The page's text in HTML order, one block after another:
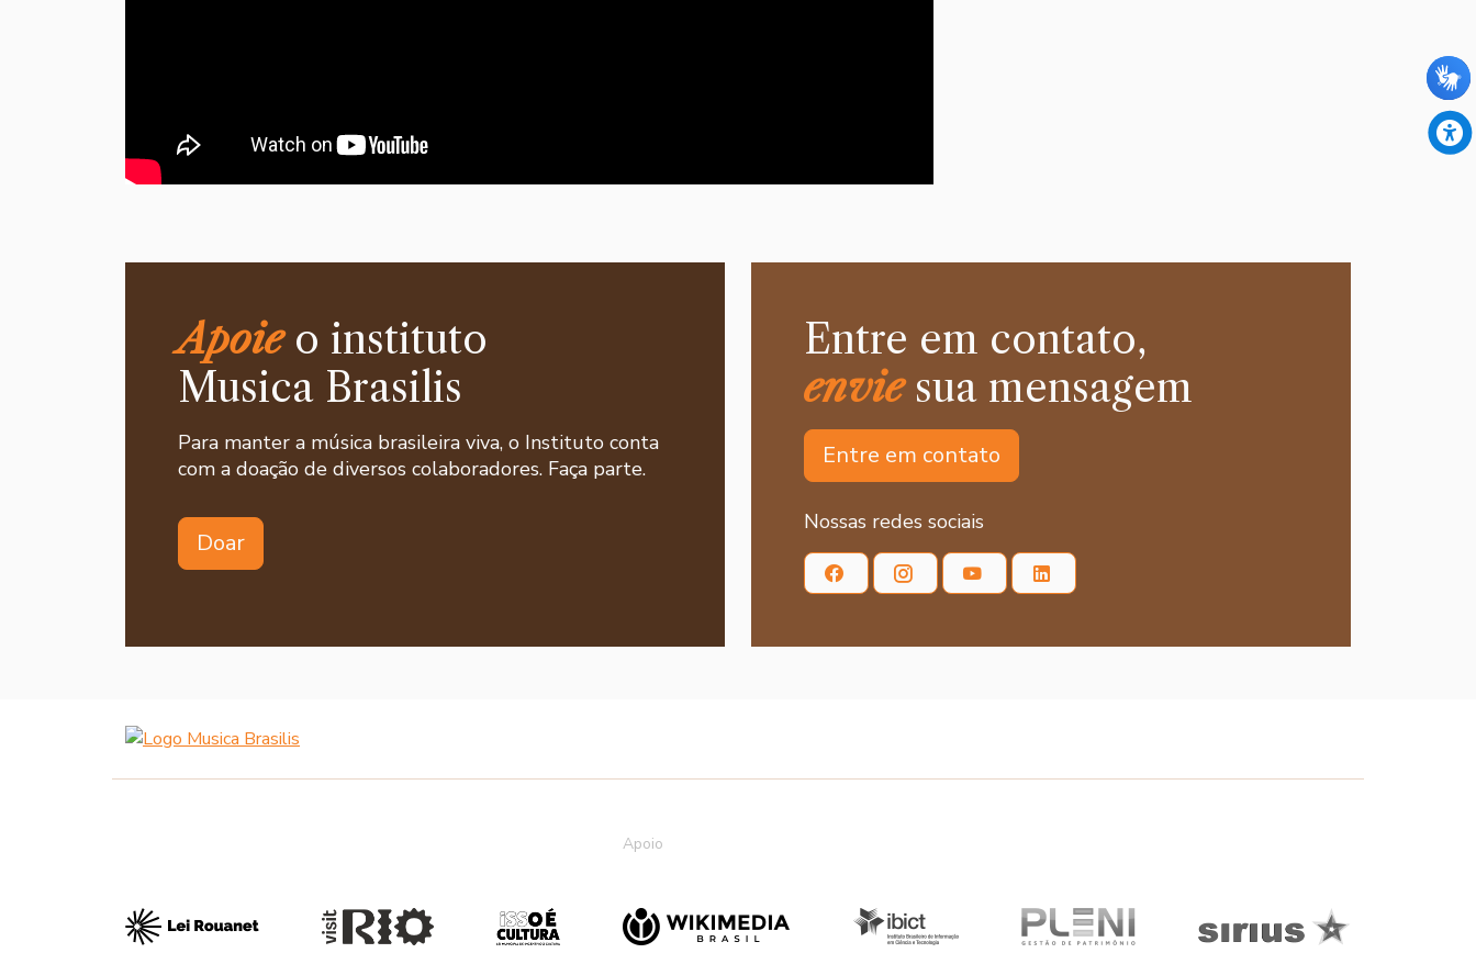
Apoieo instituto
Musica Brasilis
Para manter a música brasileira viva, o Instituto conta
com a doação de diversos colaboradores. Faça parte.
Doar
Entre em contato,
enviesua mensagem
Entre em contato
Nossas redes sociais
Apoio